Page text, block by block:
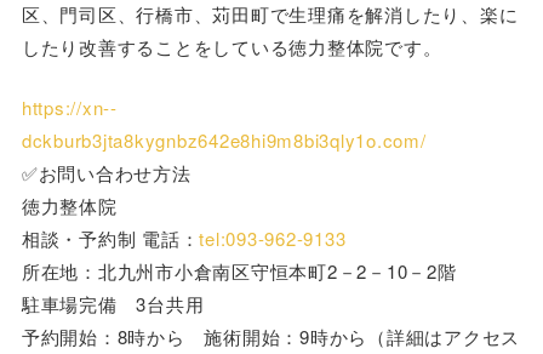
区、門司区、行橋市、苅田町で生理痛を解消したり、楽に
したり改善することをしている徳力整体院です。
https://xn--
dckburb3jta8kygnbz642e8hi9m8bi3qly1o.com/
✅お問い合わせ方法
徳力整体院
相談・予約制 電話：tel:093-962-9133
所在地：北九州市小倉南区守恒本町2－2－10－2階
駐車場完備 3台共用
予約開始：8時から 施術開始：9時から（詳細はアクセス